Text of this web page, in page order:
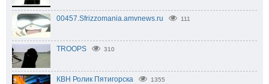
00457.Sfrizzomania.amvnews.ru 111
TROOPS 310
КВН Ролик Пятигорска 1355